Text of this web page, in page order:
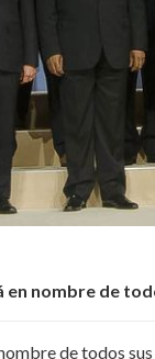
nombre de
de todos